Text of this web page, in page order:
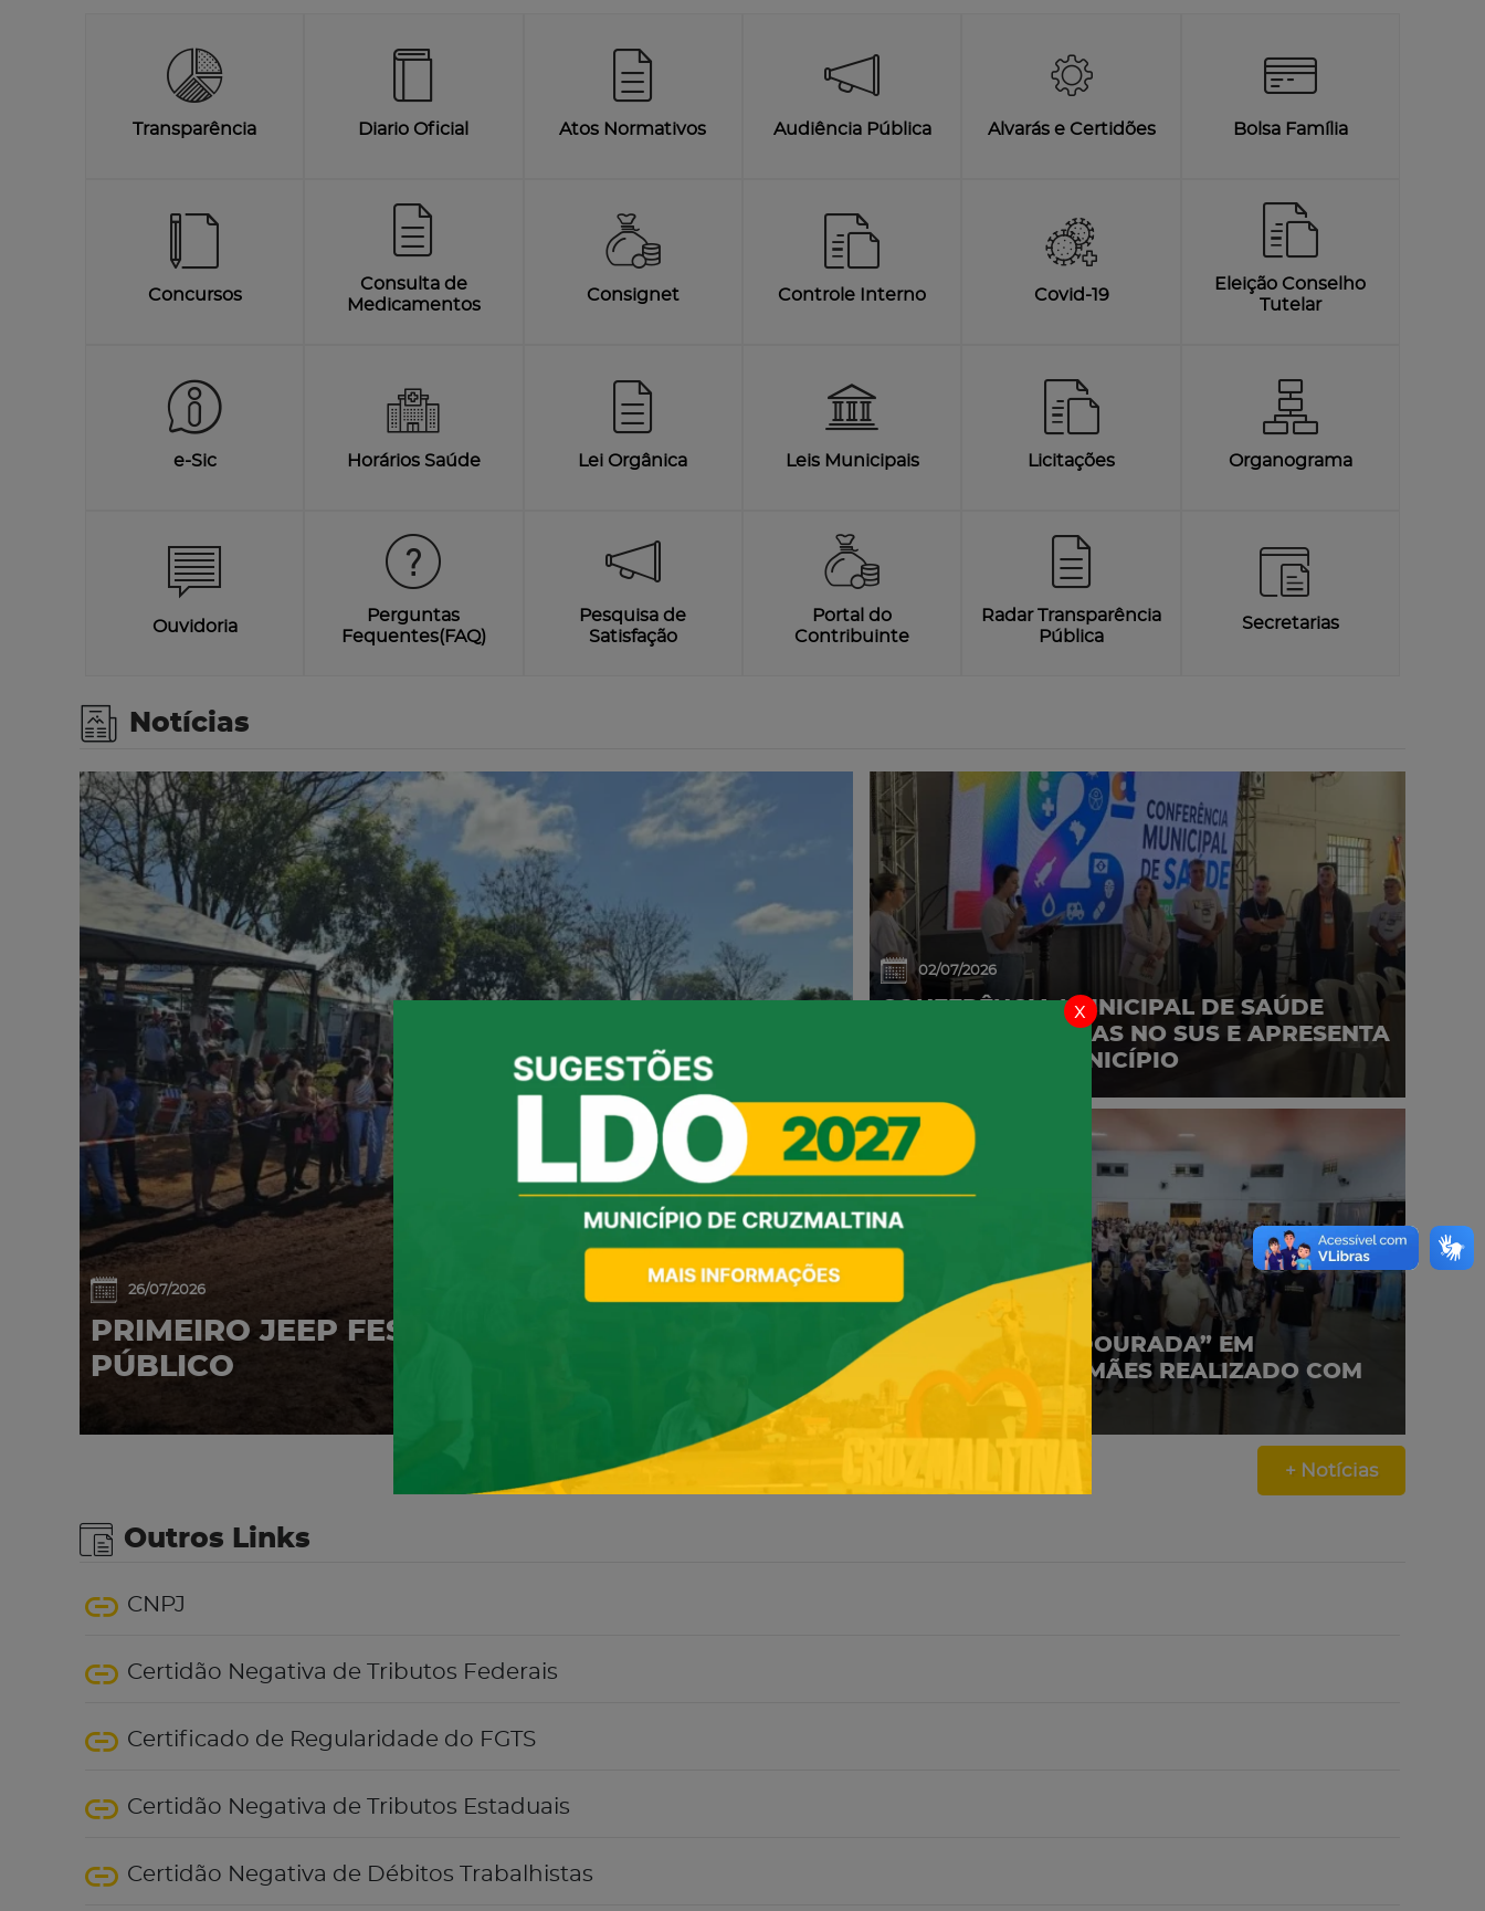
x
Transparência Diario Oficial Atos Normativos Audiência Pública Alvarás e Certidões Bolsa Família
Concursos
Consulta de
Medicamentos
Consignet Controle Interno Covid-19
Eleição Conselho
Tutelar
e-Sic Horários Saúde Lei Orgânica Leis Municipais Licitações Organograma
Ouvidoria
Perguntas
Fequentes(FAQ)
Pesquisa de
Satisfação
Portal do
Contribuinte
Radar Transparência
Pública
Secretarias
Notícias
26/07/2026
PRIMEIRO JEEP FEST ATRAIU GRANDE
PÚBLICO
02/07/2026
CONFERÊNCIA MUNICIPAL DE SAÚDE
DEBATE MELHORIAS NO SUS E APRESENTA
AVANÇOS NO MUNICÍPIO
06/05/2026
EVENTO “NOITE DOURADA” EM
HOMENAGEM ÀS MÃES REALIZADO COM
SUCESSO
+ Notícias
Outros Links
CNPJ
Certidão Negativa de Tributos Federais
Certificado de Regularidade do FGTS
Certidão Negativa de Tributos Estaduais
Certidão Negativa de Débitos Trabalhistas